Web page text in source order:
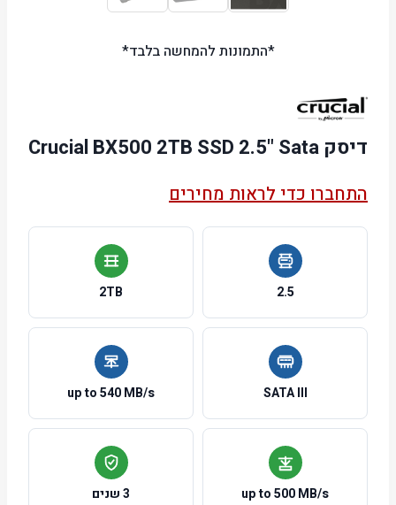
*התמונות להמחשה בלבד*
דיסק Crucial BX500 2TB SSD 2.5" Sata
התחברו כדי לראות מחירים
2.5
2TB
SATA III
up to 540 MB/s
up to 500 MB/s 3 שנים